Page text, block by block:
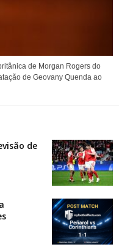
de Morgan Rogers do
de Geovany Quenda ao
de